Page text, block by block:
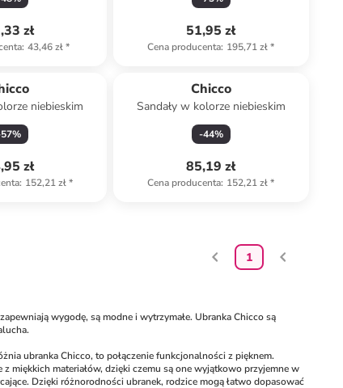
zł
: 43,46 zł*
51,95 zł
Cena producenta: 195,71 zł*
niebieskim
57%
zł
: 152,21 zł*
Chicco
Sandały w kolorze niebieskim
-44%
85,19 zł
Cena producenta: 152,21 zł*
1
wygodę, są modne i wytrzymałe. Ubranka Chicco są
ubranka Chicco, to połączenie funkcjonalności z pięknem.
miękkich materiałów, dzięki czemu są one wyjątkowo przyjemne w
Dzięki różnorodności ubranek, rodzice mogą łatwo dopasować